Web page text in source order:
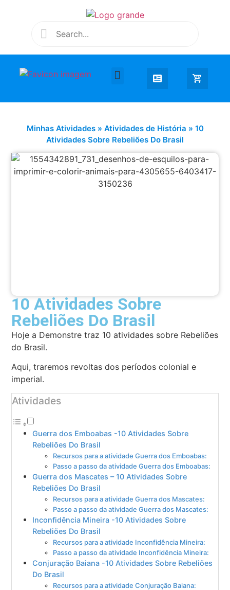
Minhas Atividades» Atividades de História » 10
Atividades Sobre Rebeliões Do Brasil
10 Atividades Sobre
Rebeliões Do Brasil
Hoje a Demonstre traz 10 atividades sobre Rebeliões
do Brasil.
Aqui, traremos revoltas dos períodos colonial e
imperial.
Atividades
Guerra dos Emboabas -10 Atividades Sobre
Rebeliões Do Brasil
Recursos para a atividade Guerra dos Emboabas:
Passo a passo da atividade Guerra dos Emboabas:
Guerra dos Mascates – 10 Atividades Sobre
Rebeliões Do Brasil
Recursos para a atividade Guerra dos Mascates:
Passo a passo da atividade Guerra dos Mascates:
Inconfidência Mineira -10 Atividades Sobre
Rebeliões Do Brasil
Recursos para a atividade Inconfidência Mineira:
Passo a passo da atividade Inconfidência Mineira:
Conjuração Baiana -10 Atividades Sobre Rebeliões
Do Brasil
Recursos para a atividade Conjuração Baiana: